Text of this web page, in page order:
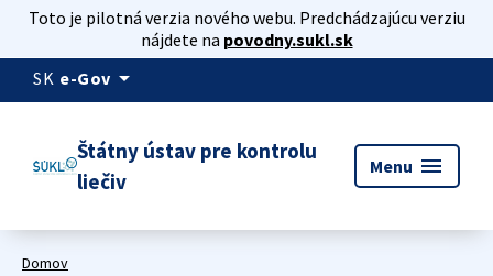
Toto je pilotná verzia nového webu. Predchádzajúcu verziu
nájdete na povodny.sukl.sk
SK e-Gov arrow_drop_down
Štátny ústav pre kontrolu
liečiv
Menu menu
Domov